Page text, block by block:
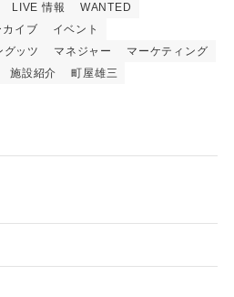
LIVE 情報
WANTED
カイブ
イベント
グッツ マネジャー
マーケティング
施設紹介 町屋雄三